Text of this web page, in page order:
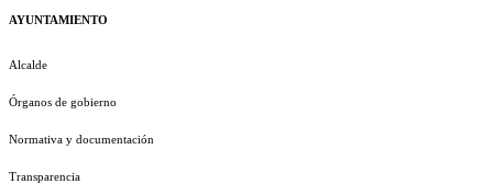
AYUNTAMIENTO
Alcalde
Órganos de gobierno
Normativa y documentación
Transparencia